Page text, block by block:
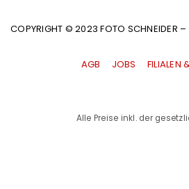
COPYRIGHT © 2023 FOTO SCHNEIDER –
AGB JOBS FILIALEN
Alle Preise inkl. der